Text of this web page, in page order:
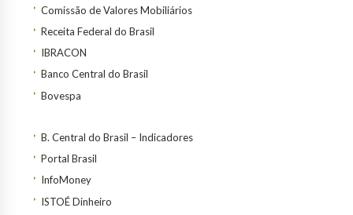
Comissão de Valores Mobiliários
Receita Federal do Brasil
IBRACON
Banco Central do Brasil
Bovespa
B. Central do Brasil – Indicadores
Portal Brasil
InfoMoney
ISTOÉ Dinheiro